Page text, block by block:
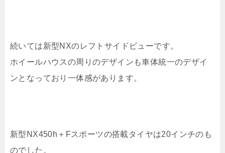
続いては新型NXのレフトサイドビューです。
ホイールハウスの周りのデザインも車体統一のデザイ
ンとなっており一体感があります。
新型NX450h＋Fスポーツの搭載タイヤは20インチのも
のでした。